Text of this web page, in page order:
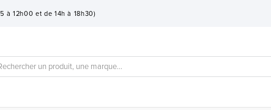
à 12h00 et de 14h à 18h30)